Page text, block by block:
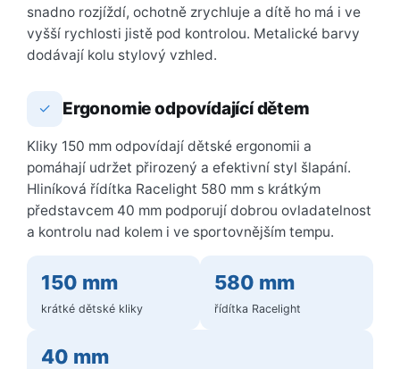
snadno rozjíždí, ochotně zrychluje a dítě ho má i ve
vyšší rychlosti jistě pod kontrolou. Metalické barvy
dodávají kolu stylový vzhled.
✓ Ergonomie odpovídající dětem
Kliky 150 mm odpovídají dětské ergonomii a
pomáhají udržet přirozený a efektivní styl šlapání.
Hliníková řídítka Racelight 580 mm s krátkým
představcem 40 mm podporují dobrou ovladatelnost
a kontrolu nad kolem i ve sportovnějším tempu.
150 mm
krátké dětské kliky
580 mm
řídítka Racelight
40 mm